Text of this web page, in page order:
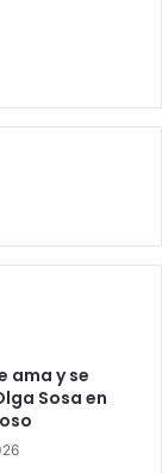
ama y se
Sosa en